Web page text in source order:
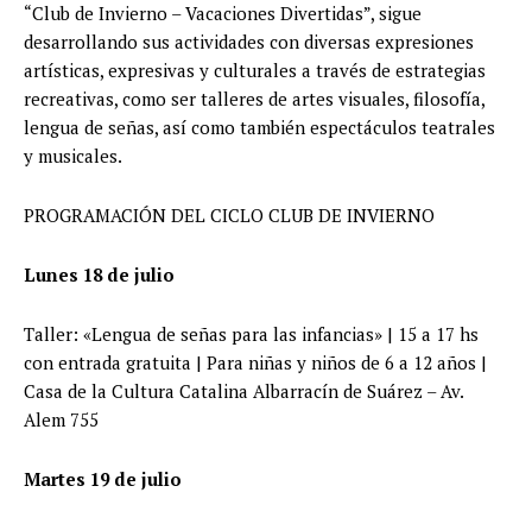
“Club de Invierno – Vacaciones Divertidas”, sigue
desarrollando sus actividades con diversas expresiones
artísticas, expresivas y culturales a través de estrategias
recreativas, como ser talleres de artes visuales, filosofía,
lengua de señas, así como también espectáculos teatrales
y musicales.
PROGRAMACIÓN DEL CICLO CLUB DE INVIERNO
Lunes 18 de julio
Taller: «Lengua de señas para las infancias» | 15 a 17 hs
con entrada gratuita | Para niñas y niños de 6 a 12 años |
Casa de la Cultura Catalina Albarracín de Suárez – Av.
Alem 755
Martes 19 de julio